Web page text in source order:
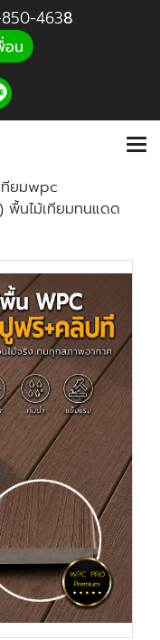
4638
ทียมwpc
พื้นไม้เทียมทนแดด